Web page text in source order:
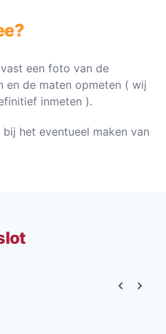
een foto van de
en de maten opmeten ( wij
inmeten ).
het eventueel maken van